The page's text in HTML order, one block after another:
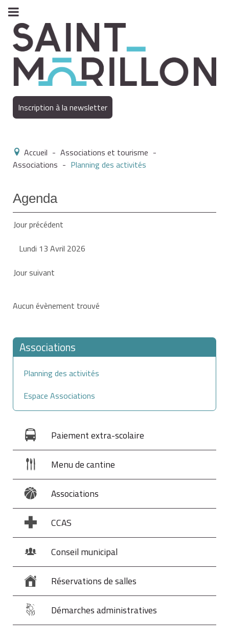
Inscription à la newsletter
Accueil - Associations et tourisme -
Associations - Planning des activités
Agenda
Jour précédent
Lundi 13 Avril 2026
Jour suivant
Aucun évènement trouvé
Associations
Planning des activités
Espace Associations
Paiement extra-scolaire
Menu de cantine
Associations
CCAS
Conseil municipal
Réservations de salles
Démarches administratives